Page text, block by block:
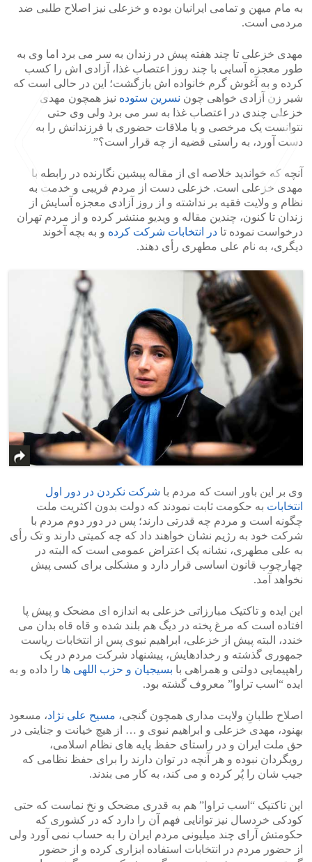
به مام میهن و تمامی ایرانیان بوده و خزعلی نیز اصلاح طلبی ضد
مردمی است.
مهدی خزعلی تا چند هفته پیش در زندان به سر می برد اما وی به
طور معجزه آسایی با چند روز اعتصاب غذا، آزادی اش را کسب
کرده و به آغوش گرم خانواده اش بازگشت؛ این در حالی است که
شیر زن آزادی خواهی چون نسرین ستوده نیز همچون مهدی
خزعلی چندی در اعتصاب غذا به سر می برد ولی وی حتی
نتوانست یک مرخصی و یا ملاقات حضوری با فرزندانش را به
دست آورد، به راستی قضیه از چه قرار است؟”
آنچه که خواندید خلاصه ای از مقاله پیشین نگارنده در رابطه با
مهدی خزعلی است. خزعلی دست از مردم فریبی و خدمت به
نظام و ولایت فقیه بر نداشته و از روز آزادی معجزه آسایش از
زندان تا کنون، چندین مقاله و ویدیو منتشر کرده و از مردم تهران
درخواست نموده تا در انتخابات شرکت کرده و به بچه آخوند
دیگری، به نام علی مطهری رأی دهند.
وی بر این باور است که مردم با شرکت نکردن در دور اول
انتخابات به حکومت ثابت نمودند که دولت بدون اکثریت ملت
چگونه است و مردم چه قدرتی دارند؛ پس در دور دوم مردم با
شرکت خود به رژیم نشان خواهند داد که چه کمیتی دارند و تک رأی
به علی مطهری، نشانه یک اعتراض عمومی است که البته در
چهارچوب قانون اساسی قرار دارد و مشکلی برای کسی پیش
نخواهد آمد.
این ایده و تاکتیک مبارزاتی خزعلی به اندازه ای مضحک و پیش پا
افتاده است که مرغ پخته در دیگ هم بلند شده و قاه قاه بدان می
خندد، البته پیش از خزعلی، ابراهیم نبوی پس از انتخابات ریاست
جمهوری گذشته و رخدادهایش، پیشنهاد شرکت مردم در یک
راهپیمایی دولتی و همراهی با بسیجیان و حزب اللهی ها را داده و به
ایده “اسب تراوا” معروف گشته بود.
اصلاح طلبانِ ولایت مداری همچون گنجی، مسیح علی نژاد، مسعود
بهنود، مهدی خزعلی و ابراهیم نبوی و … از هیچ خیانت و جنایتی در
حق ملت ایران و در راستای حفظ پایه های نظام اسلامی،
رویگردان نبوده و هر آنچه در توان دارند را برای حفظ نظامی که
جیب شان را پُر کرده و می کند، به کار می بندند.
این تاکتیک “اسب تراوا” هم به قدری مضحک و نخ نماست که حتی
کودکی خردسال نیز توانایی فهم آن را دارد که در کشوری که
حکومتش آرای چند میلیونی مردم ایران را به حساب نمی آورد ولی
از حضور مردم در انتخابات استفاده ابزاری کرده و از حضور
<
>